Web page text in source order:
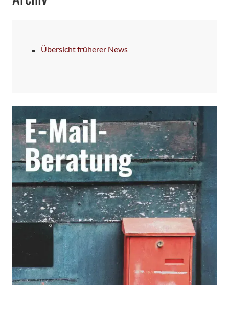
Übersicht früherer News